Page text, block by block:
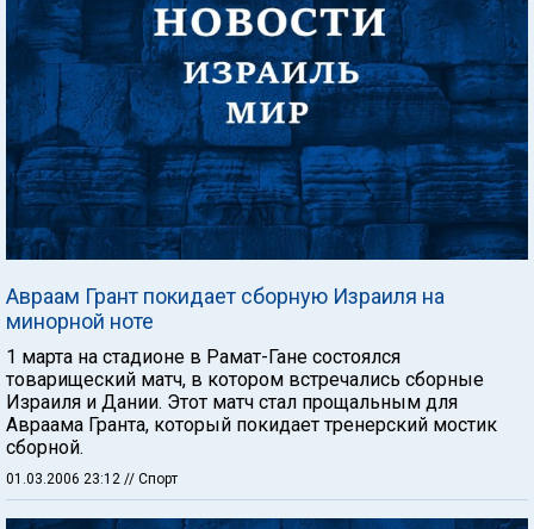
Авраам Грант покидает сборную Израиля на
минорной ноте
1 марта на стадионе в Рамат-Гане состоялся
товарищеский матч, в котором встречались сборные
Израиля и Дании. Этот матч стал прощальным для
Авраама Гранта, который покидает тренерский мостик
сборной.
01.03.2006 23:12 // Спорт